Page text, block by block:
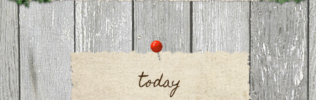
today